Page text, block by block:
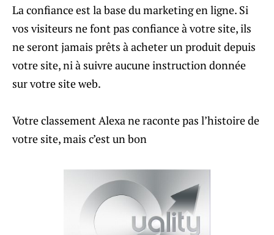
La confiance est la base du marketing en ligne. Si
vos visiteurs ne font pas confiance à votre site, ils
ne seront jamais prêts à acheter un produit depuis
votre site, ni à suivre aucune instruction donnée
sur votre site web.
Votre classement Alexa ne raconte pas l’histoire de
votre site, mais c’est un bon